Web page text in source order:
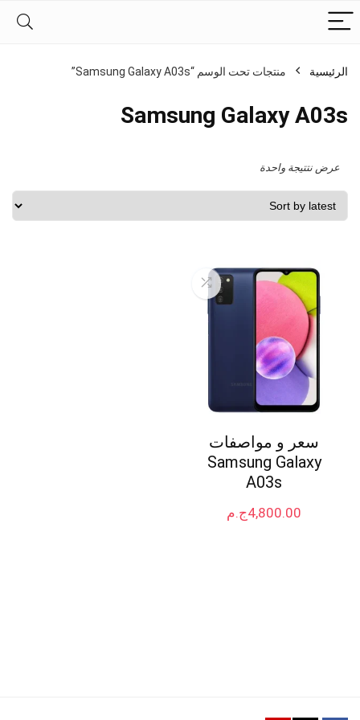
الرئيسية منتجات تحت الوسم “Samsung Galaxy A03s”
Samsung Galaxy A03s
عرض نتتيجة واحدة
سعر و مواصفات
Samsung Galaxy
A03s
ج.م4,800.00